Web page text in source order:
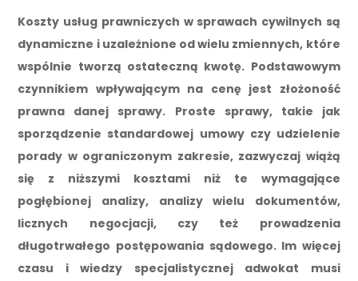
Koszty usług prawniczych w sprawach cywilnych są
dynamiczne i uzależnione od wielu zmiennych, które
wspólnie tworzą ostateczną kwotę. Podstawowym
czynnikiem wpływającym na cenę jest złożoność
prawna danej sprawy. Proste sprawy, takie jak
sporządzenie standardowej umowy czy udzielenie
porady w ograniczonym zakresie, zazwyczaj wiążą
się z niższymi kosztami niż te wymagające
pogłębionej analizy, analizy wielu dokumentów,
licznych negocjacji, czy też prowadzenia
długotrwałego postępowania sądowego. Im więcej
czasu i wiedzy specjalistycznej adwokat musi